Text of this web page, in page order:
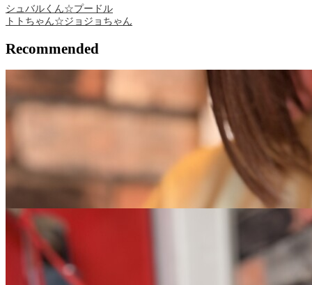
シュバルくん☆プードル
トトちゃん☆ジョジョちゃん
Recommended